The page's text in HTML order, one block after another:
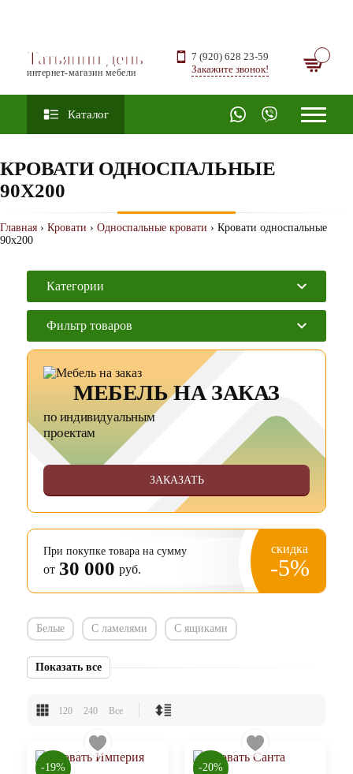
Татьянин день
интернет-магазин мебели
7 (920) 628 23-59
Закажите звонок!
Каталог
КРОВАТИ ОДНОСПАЛЬНЫЕ
90Х200
Главная › Кровати › Односпальные кровати › Кровати односпальные
90х200
Категории
Фильтр товаров
МЕБЕЛЬ НА ЗАКАЗ
по индивидуальным
проектам
ЗАКАЗАТЬ
При покупке товара на сумму
от 30 000 руб.
скидка
-5%
Белые С ламелями С ящиками
Показать все
120 240 Все
-19% -20%